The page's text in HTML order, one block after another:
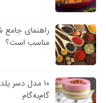
راهنمای جامع
مناسب است؟
گام‌به‌گام